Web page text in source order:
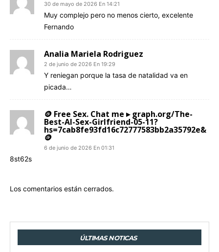
30 de mayo de 2026 En 14:21
Muy complejo pero no menos cierto, excelente
Fernando
Analia Mariela Rodriguez
2 de junio de 2026 En 19:29
Y reniegan porque la tasa de natalidad va en
picada…
🪙 Free Sex. Chat me ▸ graph.org/The-
Best-AI-Sex-Girlfriend-05-11?
hs=7cab8fe93fd16c72777583bb2a35792e&
🪙
6 de junio de 2026 En 01:31
8st62s
Los comentarios están cerrados.
ÚLTIMAS NOTICAS